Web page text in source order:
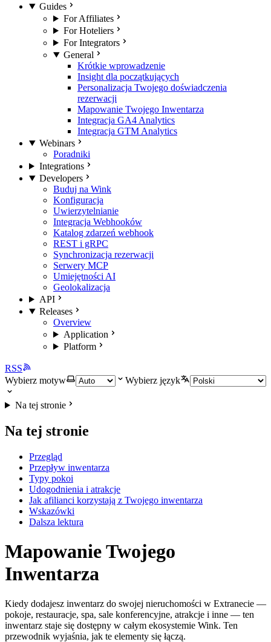
Guides
For Affiliates
For Hoteliers
For Integrators
General
Krótkie wprowadzenie
Insight dla początkujących
Personalizacja Twojego doświadczenia
rezerwacji
Mapowanie Twojego Inwentarza
Integracja GA4 Analytics
Integracja GTM Analytics
Webinars
Poradniki
Integrations
Developers
Buduj na Wink
Konfiguracja
Uwierzytelnianie
Integracja Webhooków
Katalog zdarzeń webhook
REST i gRPC
Synchronizacja rezerwacji
Serwery MCP
Umiejętności AI
Geolokalizacja
API
Releases
Overview
Application
Platform
RSS
Wybierz motyw
Wybierz język
Na tej stronie
Na tej stronie
Przegląd
Przepływ inwentarza
Typy pokoi
Udogodnienia i atrakcje
Jak afilianci korzystają z Twojego inwentarza
Wskazówki
Dalsza lektura
Mapowanie Twojego
Inwentarza
Kiedy dodajesz inwentarz do swojej nieruchomości w Extranecie —
pokoje, restauracje, spa, sale konferencyjne, atrakcje i inne — ten
inwentarz staje się dostępny w całym ekosystemie Wink. Ten
przewodnik wyjaśnia, jak te elementy się łączą.